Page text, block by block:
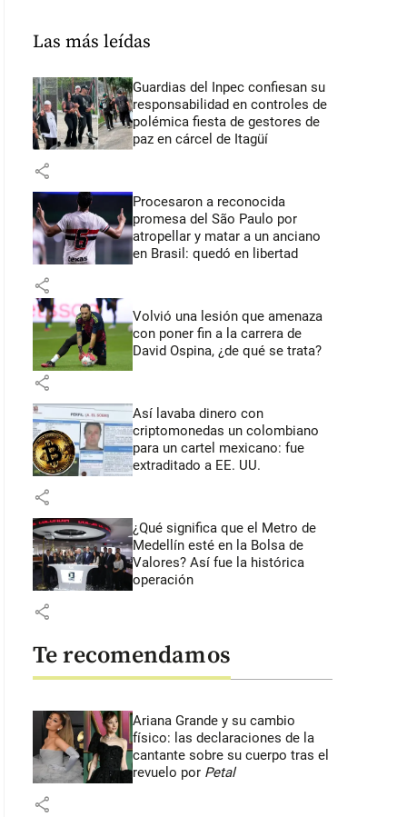
Las más leídas
Guardias del Inpec confiesan su
responsabilidad en controles de
polémica fiesta de gestores de
paz en cárcel de Itagüí
share
Procesaron a reconocida
promesa del São Paulo por
atropellar y matar a un anciano
en Brasil: quedó en libertad
share
Volvió una lesión que amenaza
con poner fin a la carrera de
David Ospina, ¿de qué se trata?
share
Así lavaba dinero con
criptomonedas un colombiano
para un cartel mexicano: fue
extraditado a EE. UU.
share
¿Qué significa que el Metro de
Medellín esté en la Bolsa de
Valores? Así fue la histórica
operación
share
Te recomendamos
Ariana Grande y su cambio
físico: las declaraciones de la
cantante sobre su cuerpo tras el
revuelo por Petal
share